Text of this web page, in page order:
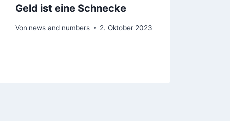
Geld ist eine Schnecke
Von news and numbers 2. Oktober 2023